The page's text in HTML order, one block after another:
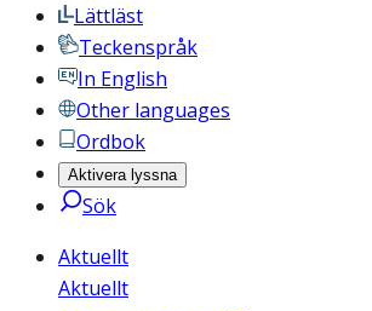
Lättläst
Teckenspråk
In English
Other languages
Ordbok
Aktivera lyssna
Sök
Aktuellt
Aktuellt